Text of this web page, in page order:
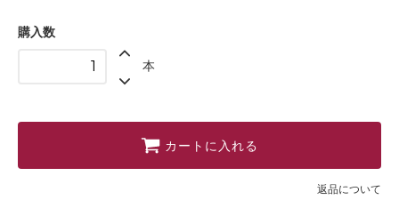
購入数
本
カートに入れる
返品について